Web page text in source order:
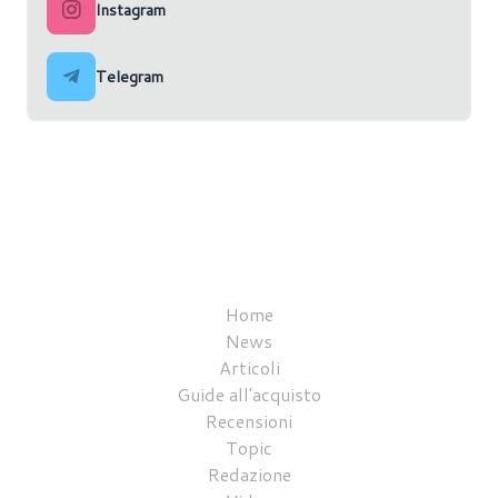
Instagram
Telegram
Home
News
Articoli
Guide all'acquisto
Recensioni
Topic
Redazione